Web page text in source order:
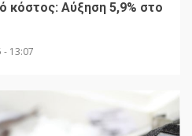
κόστος: Αύξηση 5,9% στο
- 13:07